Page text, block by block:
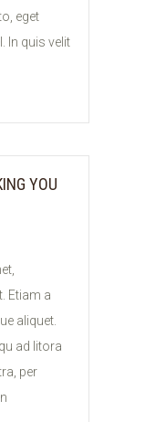
eget
In quis velit
YOU
Etiam a
aliquet.
ad litora
per